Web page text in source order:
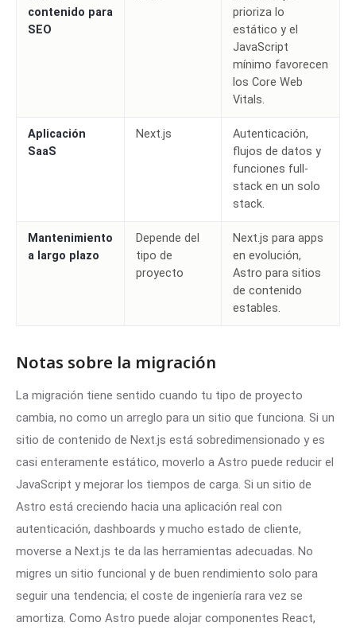
contenido para
SEO
prioriza lo
estático y el
JavaScript
mínimo favorecen
los Core Web
Vitals.
Aplicación
SaaS
Next.js
Autenticación,
flujos de datos y
funciones full-
stack en un solo
stack.
Mantenimiento
a largo plazo
Depende del
tipo de
proyecto
Next.js para apps
en evolución,
Astro para sitios
de contenido
estables.
Notas sobre la migración
La migración tiene sentido cuando tu tipo de proyecto
cambia, no como un arreglo para un sitio que funciona. Si un
sitio de contenido de Next.js está sobredimensionado y es
casi enteramente estático, moverlo a Astro puede reducir el
JavaScript y mejorar los tiempos de carga. Si un sitio de
Astro está creciendo hacia una aplicación real con
autenticación, dashboards y mucho estado de cliente,
moverse a Next.js te da las herramientas adecuadas. No
migres un sitio funcional y de buen rendimiento solo para
seguir una tendencia; el coste de ingeniería rara vez se
amortiza. Como Astro puede alojar componentes React,